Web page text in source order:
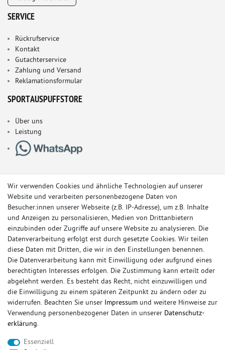
SERVICE
Rückrufservice
Kontakt
Gutachterservice
Zahlung und Versand
Reklamationsformular
SPORTAUSPUFFSTORE
Über uns
Leistung
© Copyright 2026 Sportauspuff-Store.de - Alle Rechte vorbehalten.
Preisangaben inkl. gesetzlicher MwSt. und zzgl. Versandkosten
Das Internetportal für Sportendschalldämpfer, Komplettanlagen,
Rennsportanlagen, Sportendrohre, Universalteile, Fächerkrümmer,
Vorschalldämpfer, Sportkat, Ersatzrohr und Auspuffzubehör.
FOX, REMUS, FSW, FRIEDRICH MOTORSPORT, EISENMANN, ULTER
Wir verwenden Cookies und ähnliche Technologien auf unserer
Website und verarbeiten personenbezogene Daten von
Besucher:innen unserer Webseite (z.B. IP-Adresse), um z.B. Inhalte
und Anzeigen zu personalisieren, Medien von Drittanbietern
einzubinden oder Zugriffe auf unsere Website zu analysieren. Die
Datenverarbeitung erfolgt erst durch gesetzte Cookies. Wir teilen
diese Daten mit Dritten, die wir in den Einstellungen benennen.
Die Datenverarbeitung kann mit Einwilligung oder aufgrund eines
berechtigten Interesses erfolgen. Die Zustimmung kann erteilt oder
abgelehnt werden. Es besteht das Recht, nicht einzuwilligen und
die Einwilligung zu einem späteren Zeitpunkt zu ändern oder zu
widerrufen. Beachten Sie unser Impressum und weitere Hinweise zur
Verwendung personenbezogener Daten in unserer Daten­schutz­
erklärung.
Essenziell